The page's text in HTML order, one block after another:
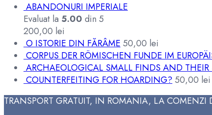
ABANDONURI IMPERIALE
Evaluat la 5.00 din 5
200,00 lei
O ISTORIE DIN FĂRÂME 50,00 lei
CORPUS DER RÖMISCHEN FUNDE IM
ARCHAEOLOGICAL SMALL FINDS AND
COUNTERFEITING FOR HOARDING? 50,00 lei
TRANSPORT GRATUIT, IN ROMANIA, LA COMENZI